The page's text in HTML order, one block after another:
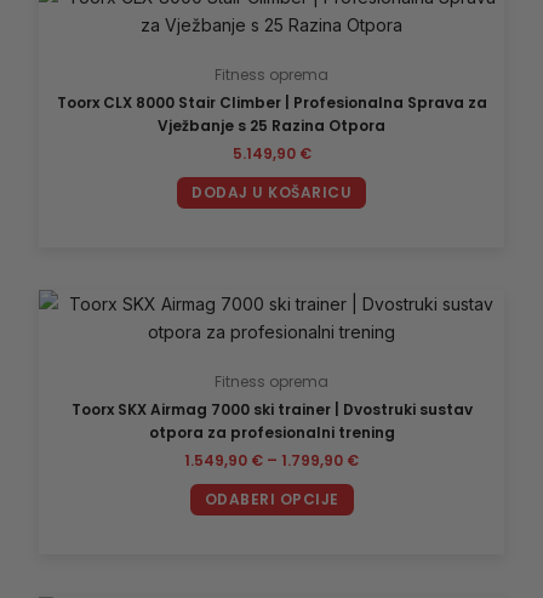
Fitness oprema
Toorx CLX 8000 Stair Climber | Profesionalna Sprava za
Vježbanje s 25 Razina Otpora
5.149,90 €
DODAJ U KOŠARICU
Fitness oprema
Toorx SKX Airmag 7000 ski trainer | Dvostruki sustav
otpora za profesionalni trening
1.549,90 € – 1.799,90 €
Raspon
cijena:
od
ODABERI OPCIJE
Ovaj
proizvod
varijanti.
Opcije
se